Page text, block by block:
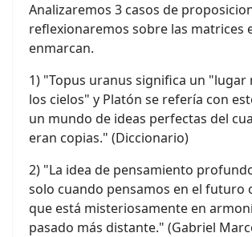
Analizaremos 3 casos de
reflexionaremos sobre las matrices
enmarcan.
1) "Topus uranus significa un "lugar
los cielos" y Platón se refería con
un mundo de ideas perfectas del
eran copias." (Diccionario)
2) "La idea de pensamiento
solo cuando pensamos en el futuro
que está misteriosamente en
pasado más distante." (Gabriel